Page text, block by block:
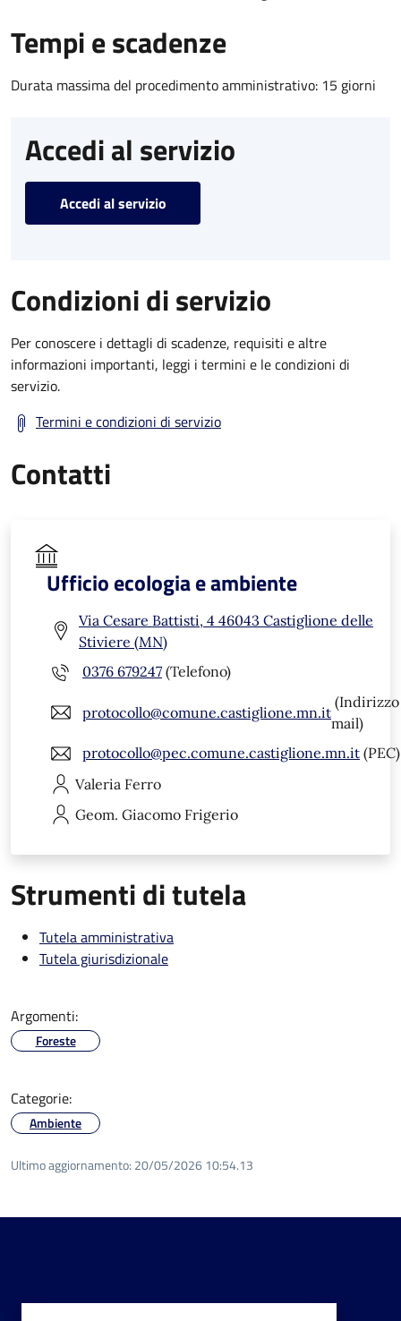
Tempi e scadenze
Durata massima del procedimento amministrativo: 15 giorni
Accedi al servizio
Accedi al servizio
Condizioni di servizio
Per conoscere i dettagli di scadenze, requisiti e altre
informazioni importanti, leggi i termini e le condizioni di
servizio.
Termini e condizioni di servizio
Contatti
Ufficio ecologia e ambiente
Via Cesare Battisti, 4 46043 Castiglione delle
Stiviere (MN)
0376 679247 (Telefono)
protocollo@comune.castiglione.mn.it
(Indirizzo
mail)
protocollo@pec.comune.castiglione.mn.it (PEC)
Valeria Ferro
Geom. Giacomo Frigerio
Strumenti di tutela
Tutela amministrativa
Tutela giurisdizionale
Argomenti:
Foreste
Categorie:
Ambiente
Ultimo aggiornamento: 20/05/2026 10:54.13